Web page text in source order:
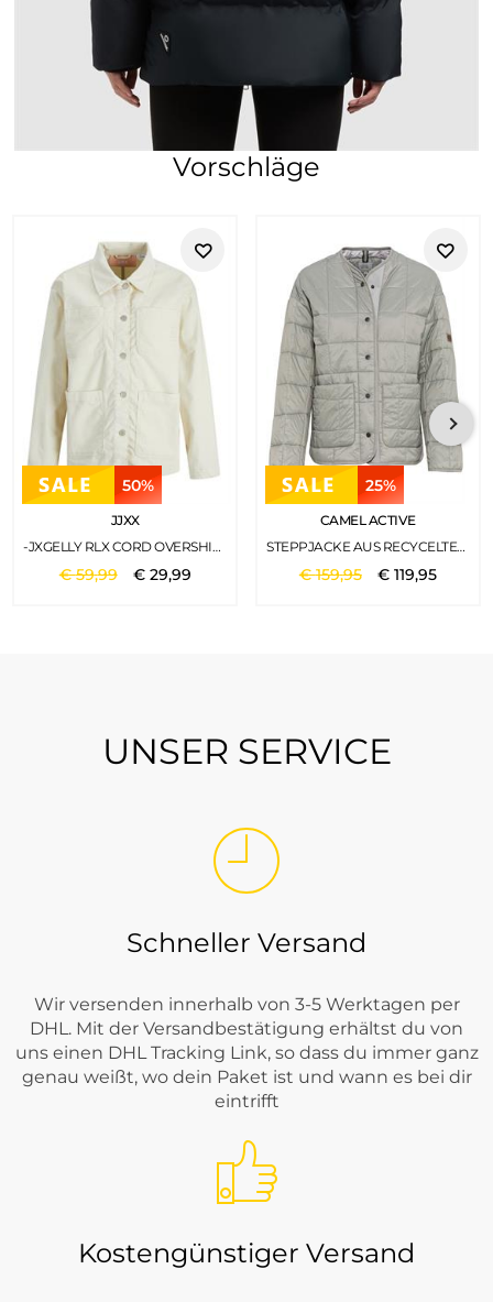
Vorschläge
50%
JJXX
-JXGELLY RLX CORD OVERSHIRT SN BONE WHITE
€59,99 € 29,99
25%
CAMEL ACTIVE
STEPPJACKE AUS RECYCELTEM POLYESTER LIGHT SAGE
€159,95 € 119,95
UNSER SERVICE
Schneller Versand
Wir versenden innerhalb von 3-5 Werktagen per
DHL. Mit der Versandbestätigung erhältst du von
uns einen DHL Tracking Link, so dass du immer ganz
genau weißt, wo dein Paket ist und wann es bei dir
eintrifft
Kostengünstiger Versand